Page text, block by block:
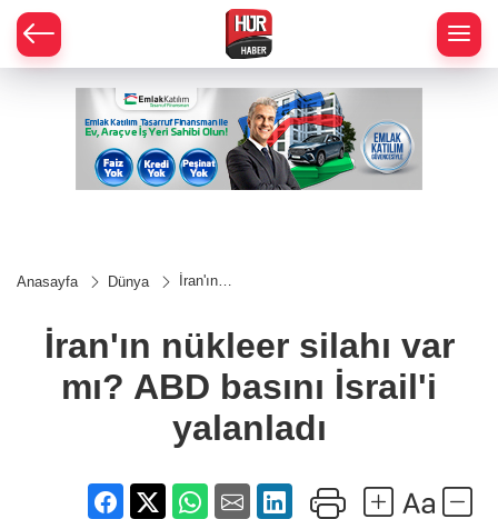
Anasayfa Dünya
İran'ın
var mı?
ABD
İsrail'i
yalanladı
İran'ın nükleer silahı var
mı? ABD basını İsrail'i
yalanladı